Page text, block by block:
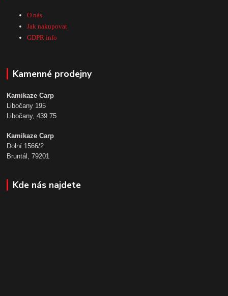
O nás
Jak nakupovat
GDPR info
Kamenné prodejny
Kamikaze Carp
Libočany 195
Libočany, 439 75
Kamikaze Carp
Dolní 1566/2
Bruntál, 79201
Kde nás najdete